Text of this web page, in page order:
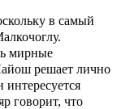
в самый
мирные
решает лично
говорит, что